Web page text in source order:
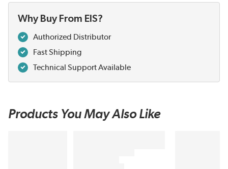
Why Buy From EIS?
Authorized Distributor
Fast Shipping
Technical Support Available
Products You May Also Like